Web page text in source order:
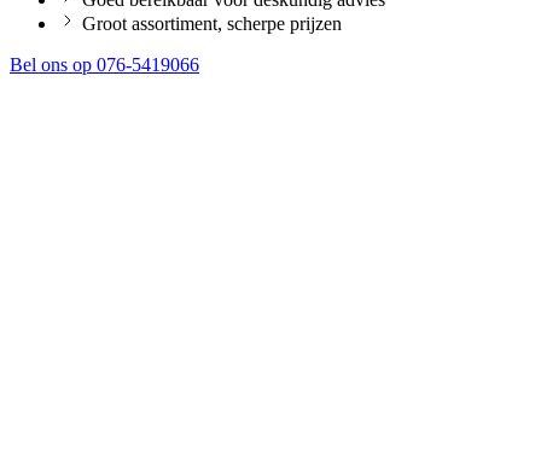
Groot assortiment, scherpe prijzen
Bel ons op 076-5419066